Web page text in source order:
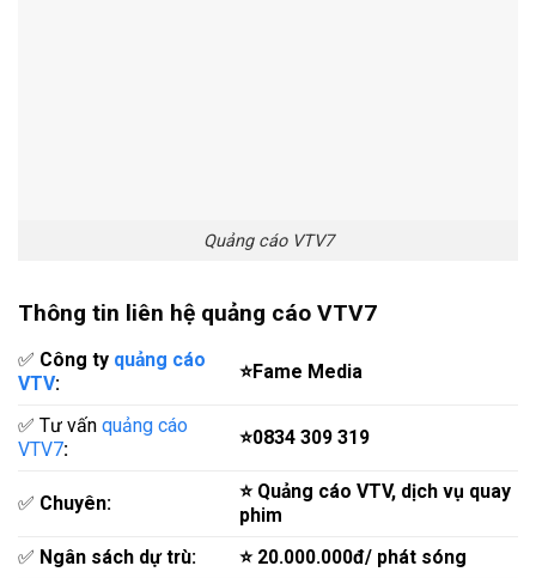
Quảng cáo VTV7
Thông tin liên hệ quảng cáo VTV7
‎✅ Công ty quảng cáo
VTV:
⭐Fame Media
✅ Tư vấn quảng cáo
VTV7:
⭐0834 309 319
✅ Chuyên:
⭐ Quảng cáo VTV, dịch vụ quay
phim
✅ Ngân sách dự trù: ⭐ 20.000.000đ/ phát sóng